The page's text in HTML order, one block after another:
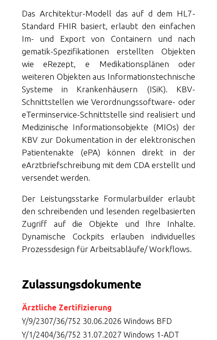
Das Architektur-Modell das auf d dem HL7-
Standard FHIR basiert, erlaubt den einfachen
Im- und Export von Containern und nach
gematik-Spezifikationen erstellten Objekten
wie eRezept, e Medikationsplänen oder
weiteren Objekten aus Informationstechnische
Systeme in Krankenhäusern (ISiK). KBV-
Schnittstellen wie Verordnungssoftware- oder
eTerminservice-Schnittstelle sind realisiert und
Medizinische Informationsobjekte (MIOs) der
KBV zur Dokumentation in der elektronischen
Patientenakte (ePA) können direkt in der
eArztbriefschreibung mit dem CDA erstellt und
versendet werden.
Der Leistungsstarke Formularbuilder erlaubt
den schreibenden und lesenden regelbasierten
Zugriff auf die Objekte und Ihre Inhalte.
Dynamische Cockpits erlauben individuelles
Prozessdesign für Arbeitsabläufe/ Workflows.
Zulassungsdokumente
Ärztliche Zertifizierung
Y/9/2307/36/752 30.06.2026 Windows BFD
Y/1/2404/36/752 31.07.2027 Windows 1-ADT